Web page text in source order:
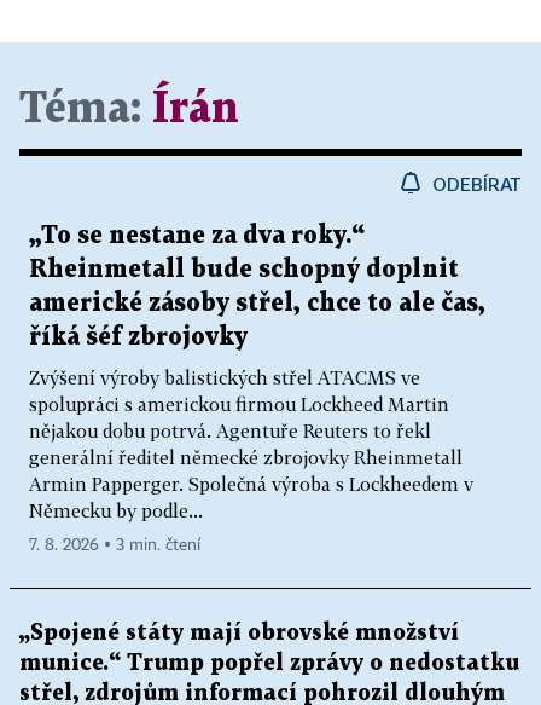
Téma: Írán
ODEBÍRAT
„To se nestane za dva roky.“
Rheinmetall bude schopný doplnit
americké zásoby střel, chce to ale čas,
říká šéf zbrojovky
Zvýšení výroby balistických střel ATACMS ve
spolupráci s americkou firmou Lockheed Martin
nějakou dobu potrvá. Agentuře Reuters to řekl
generální ředitel německé zbrojovky Rheinmetall
Armin Papperger. Společná výroba s Lockheedem v
Německu by podle...
7. 8. 2026 ▪ 3 min. čtení
„Spojené státy mají obrovské množství
munice.“ Trump popřel zprávy o nedostatku
střel, zdrojům informací pohrozil dlouhým